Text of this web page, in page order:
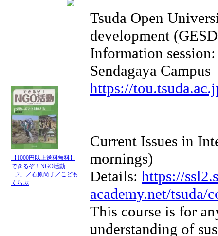
【1000円以上送料無料】
できるぞ！NGO活動
〔2〕／石原尚子／こども
くらぶ
Tsuda Open
development
Information
Sendagaya Campus
https://
Current Issues in
mornings)
Details: https://
academy.net/tsuda/
This course is for
understanding of